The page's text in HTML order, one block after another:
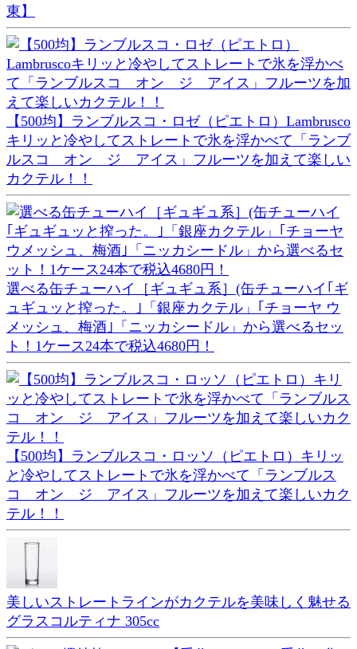
東】
【500均】ランブルスコ・ロゼ（ピエトロ）Lambrusco
キリッと冷やしてストレートで氷を浮かべて「ランブ
ルスコ オン ジ アイス」フルーツを加えて楽しい
カクテル！！
選べる缶チューハイ［ギュギュ系］(缶チューハイ｢ギ
ュギュッと搾った。｣「銀座カクテル」｢チョーヤ ウ
メッシュ、梅酒｣「ニッカシードル」から選べるセッ
ト！1ケース24本で税込4680円！
【500均】ランブルスコ・ロッソ（ピエトロ）キリッ
と冷やしてストレートで氷を浮かべて「ランブルス
コ オン ジ アイス」フルーツを加えて楽しいカク
テル！！
美しいストレートラインがカクテルを美味しく魅せる
グラスコルティナ 305cc